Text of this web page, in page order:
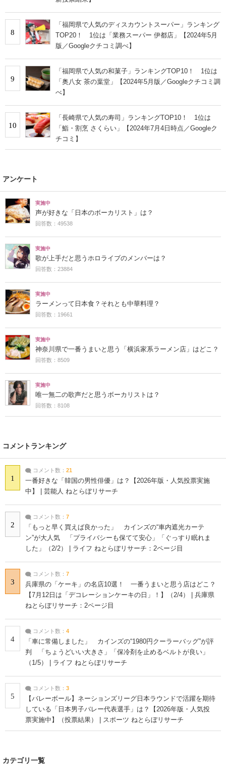
8
「福岡県で人気のディスカウントスーパー」ランキング
TOP20！ 1位は「業務スーパー 伊都店」【2024年5月
版／Googleクチコミ調べ】
9
「福岡県で人気の和菓子」ランキングTOP10！ 1位は
「奥八女 茶の葉堂」【2024年5月版／Googleクチコミ調
べ】
10
「長崎県で人気の寿司」ランキングTOP10！ 1位は
「鮨・割烹 さくらい」【2024年7月4日時点／Googleク
チコミ】
アンケート
実施中
声が好きな「日本のボーカリスト」は？
回答数：49538
実施中
歌が上手だと思うホロライブのメンバーは？
回答数：23884
実施中
ラーメンって日本食？それとも中華料理？
回答数：19661
実施中
神奈川県で一番うまいと思う「横浜家系ラーメン店」はどこ？
回答数：8509
実施中
唯一無二の歌声だと思うボーカリストは？
回答数：8108
コメントランキング
1
コメント数： 21
一番好きな「韓国の男性俳優」は？【2026年版・人気投票実施
中】 | 芸能人 ねとらぼリサーチ
2
コメント数： 7
「もっと早く買えば良かった」 カインズの“車内遮光カーテ
ン”が大人気 「プライバシーも保てて安心」「ぐっすり眠れま
した」（2/2） | ライフ ねとらぼリサーチ：2ページ目
3
コメント数： 7
兵庫県の「ケーキ」の名店10選！ 一番うまいと思う店はどこ？
【7月12日は「デコレーションケーキの日」！】（2/4） | 兵庫県
ねとらぼリサーチ：2ページ目
4
コメント数： 4
「車に常備しました」 カインズの“1980円クーラーバッグ”が評
判 「ちょうどいい大きさ」「保冷剤を止めるベルトが良い」
（1/5） | ライフ ねとらぼリサーチ
5
コメント数： 3
【バレーボール】ネーションズリーグ日本ラウンドで活躍を期待
している「日本男子バレー代表選手」は？【2026年版・人気投
票実施中】（投票結果） | スポーツ ねとらぼリサーチ
カテゴリ一覧